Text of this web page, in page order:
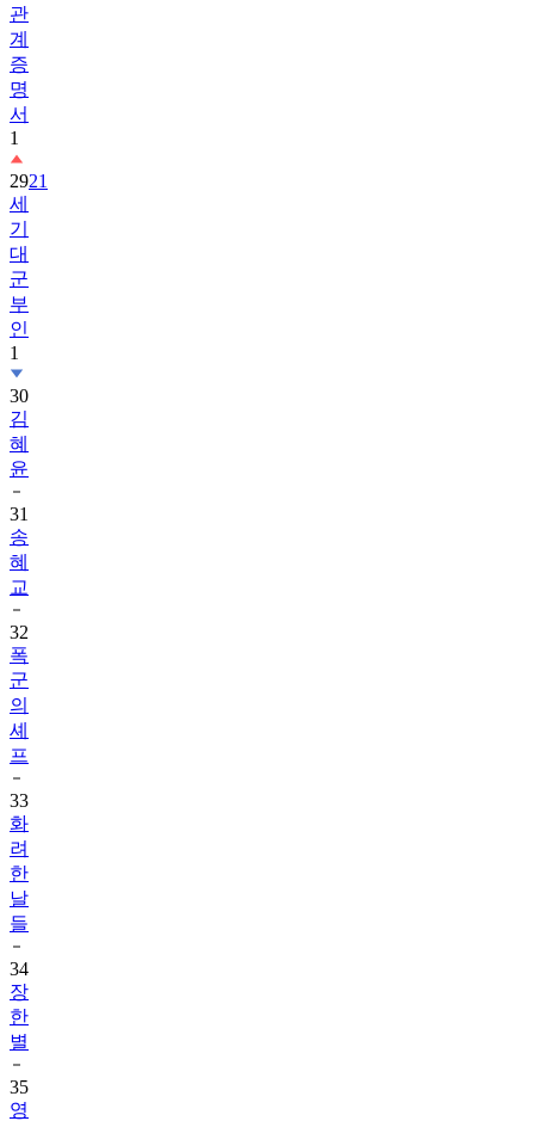
관
계
증
명
서
1
2921
세
기
대
군
부
인
1
30
김
혜
윤
31
송
혜
교
32
폭
군
의
셰
프
33
화
려
한
날
들
34
장
한
별
35
영